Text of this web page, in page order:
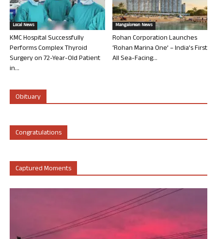
Local News
KMC Hospital Successfully
Performs Complex Thyroid
Surgery on 72-Year-Old Patient
in...
Mangalorean News
Rohan Corporation Launches
‘Rohan Marina One’ – India’s First
All Sea-Facing...
Obituary
Congratulations
Captured Moments